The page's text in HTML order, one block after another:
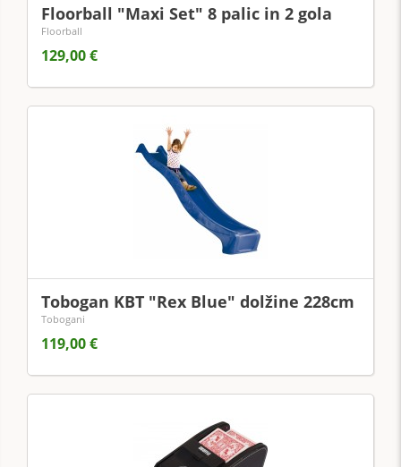
Floorball "Maxi Set" 8 palic in 2 gola
Floorball
129,00 €
Tobogan KBT "Rex Blue" dolžine 228cm
Tobogani
119,00 €